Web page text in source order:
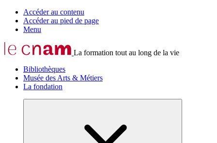
Accéder au contenu
Accéder au pied de page
Menu
La formation tout au long de la vie
Bibliothèques
Musée des Arts & Métiers
La fondation